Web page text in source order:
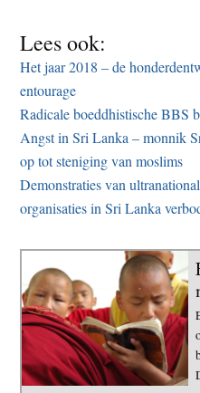
Lees ook:
Het jaar 2018 – de
entourage
Radicale boeddhistische BBS
Angst in Sri Lanka – monnik
op tot steniging van moslims
Demonstraties van
organisaties in Sri Lanka